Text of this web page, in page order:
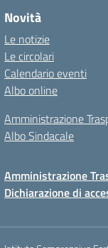
Novità
Le notizie
Le circolari
Calendario eventi
Albo online
Amministrazione
Albo Sindacale
Amministrazione
Dichiarazione di